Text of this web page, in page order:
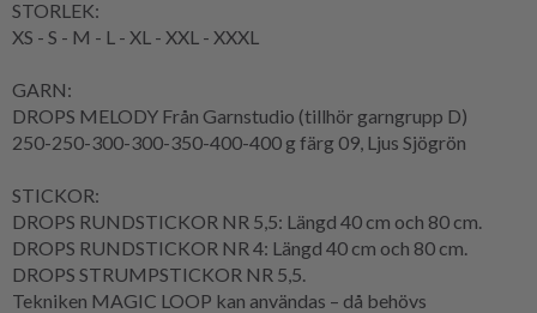
STORLEK:
XS - S - M - L - XL - XXL - XXXL
GARN:
DROPS MELODY Från Garnstudio (tillhör garngrupp D)
250-250-300-300-350-400-400 g färg 09, Ljus Sjögrön
STICKOR:
DROPS RUNDSTICKOR NR 5,5: Längd 40 cm och 80 cm.
DROPS RUNDSTICKOR NR 4: Längd 40 cm och 80 cm.
DROPS STRUMPSTICKOR NR 5,5.
Tekniken MAGIC LOOP kan användas – då behövs